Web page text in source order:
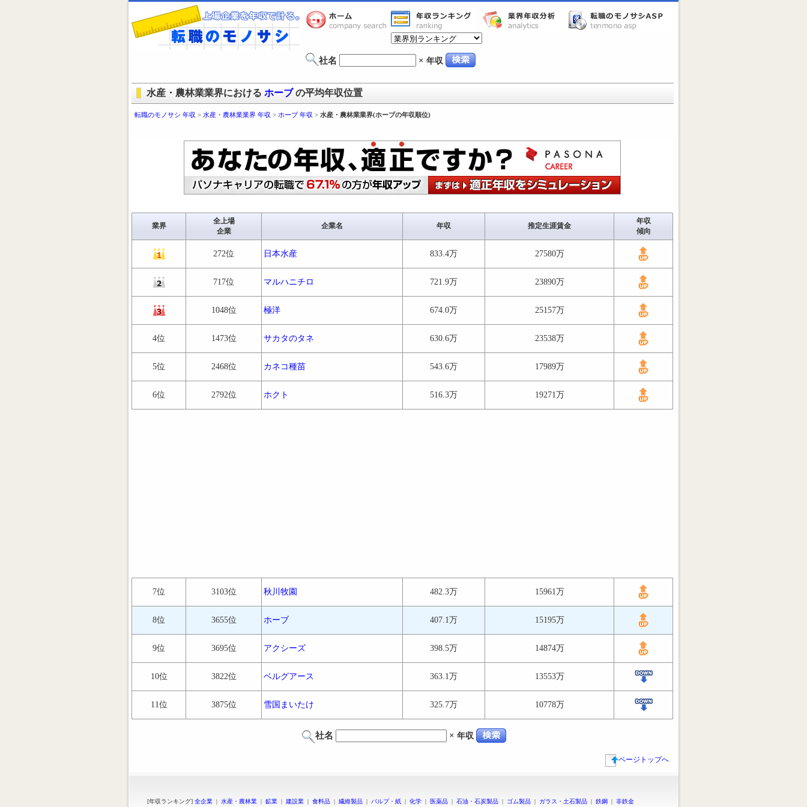
社名 × 年収
水産・農林業業界における ホーブの平均年収位置
転職のモノサシ 年収 > 水産・農林業業界 年収 > ホーブ 年収 > 水産・農林業業界(ホーブの年収順位)
業界
全上場
企業
企業名 年収 推定生涯賃金
年収
傾向
272位 日本水産 833.4万 27580万
717位 マルハニチロ 721.9万 23890万
1048位 極洋 674.0万 25157万
4位 1473位 サカタのタネ 630.6万 23538万
5位 2468位 カネコ種苗 543.6万 17989万
6位 2792位 ホクト 516.3万 19271万
7位 3103位 秋川牧園 482.3万 15961万
8位 3655位 ホーブ 407.1万 15195万
9位 3695位 アクシーズ 398.5万 14874万
10位 3822位 ベルグアース 363.1万 13553万
11位 3875位 雪国まいたけ 325.7万 10778万
社名 × 年収
ページトップへ
[年収ランキング] 全企業 | 水産・農林業 | 鉱業 | 建設業 | 食料品 | 繊維製品 | パルプ・紙 | 化学 | 医薬品 | 石油・石炭製品 | ゴム製品 | ガラス・土石製品 | 鉄鋼 | 非鉄金